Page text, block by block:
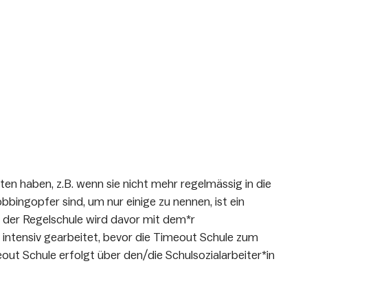
haben, z.B. wenn sie nicht mehr regelmässig in die
sind, um nur einige zu nennen, ist ein
Regelschule wird davor mit dem*r
gearbeitet, bevor die Timeout Schule zum
Schule erfolgt über den/die Schulsozialarbeiter*in